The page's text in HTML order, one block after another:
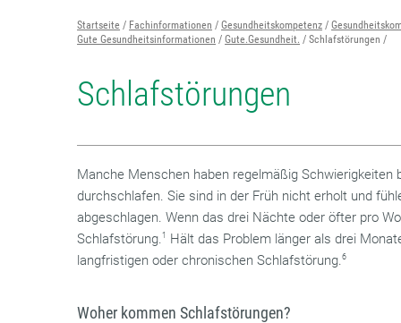
Startseite Fachinformationen Gesundheitskompetenz
Gute Gesundheitsinformationen
Gute.Gesundheit. Schlafstörungen
Schlafstörungen
Manche Menschen haben regelmäßig Schwierigkeiten
durchschlafen. Sie sind in der Früh nicht erholt und
abgeschlagen. Wenn das drei Nächte oder öfter pro
Schlafstörung.1
Hält das Problem länger als drei
langfristigen oder chronischen Schlafstörung.6
Woher kommen Schlafstörungen?